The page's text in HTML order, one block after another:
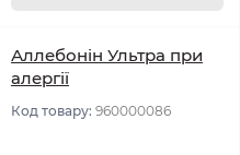
Аллебонін Ультра при
алергії
Код товару: 960000086